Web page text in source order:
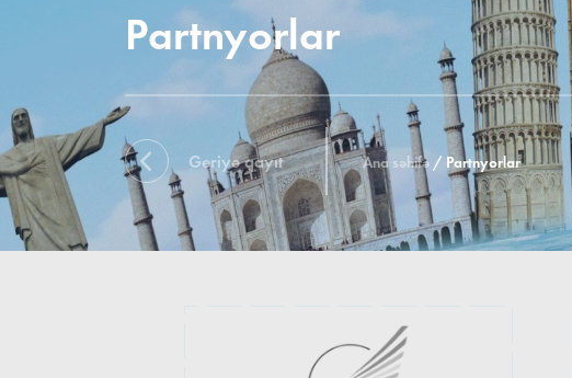
Partnyorlar
Geriyə qayıt Ana səhifə / Partnyorlar